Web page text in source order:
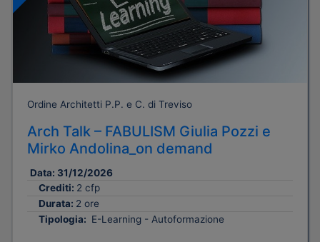
Ordine Architetti P.P. e C. di Treviso
Arch Talk – FABULISM Giulia Pozzi e
Mirko Andolina_on demand
Data: 31/12/2026
Crediti: 2 cfp
Durata: 2 ore
Tipologia: E-Learning - Autoformazione